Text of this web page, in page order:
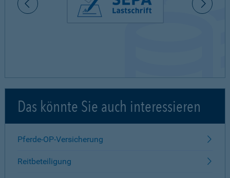
Das könnte Sie auch interessieren
Pferde-OP-Versicherung
Reitbeteiligung